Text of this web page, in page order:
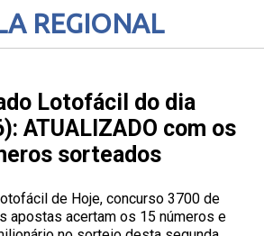
REGIONAL
Lotofácil do dia
ATUALIZADO com os
sorteados
de Hoje, concurso 3700 de
apostas acertam os 15 números e